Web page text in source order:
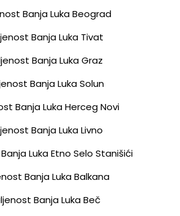
Banja Luka Beograd
Banja Luka Tivat
Banja Luka Graz
Banja Luka Solun
Banja Luka Herceg Novi
Banja Luka Livno
Luka Etno Selo Stanišići
Banja Luka Balkana
Banja Luka Beč